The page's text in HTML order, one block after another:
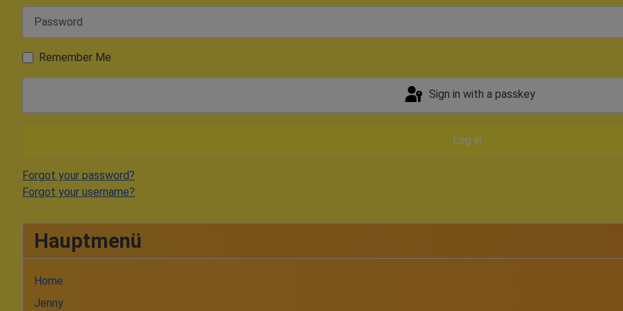
Remember Me
Sign in with a passkey
Log in
Forgot your password?
Forgot your username?
Hauptmenü
Home
Jenny